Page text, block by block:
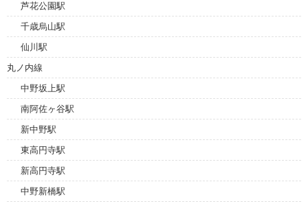
芦花公園駅
千歳烏山駅
仙川駅
丸ノ内線
中野坂上駅
南阿佐ヶ谷駅
新中野駅
東高円寺駅
新高円寺駅
中野新橋駅